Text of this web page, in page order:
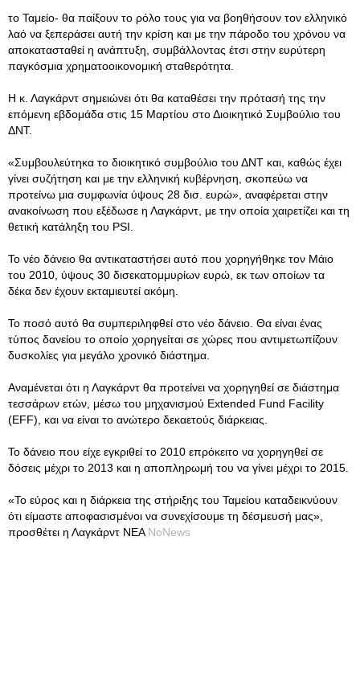
το Ταμείο- θα παίξουν το ρόλο τους για να βοηθήσουν τον ελληνικό
λαό να ξεπεράσει αυτή την κρίση και με την πάροδο του χρόνου να
αποκατασταθεί η ανάπτυξη, συμβάλλοντας έτσι στην ευρύτερη
παγκόσμια χρηματοοικονομική σταθερότητα.
Η κ. Λαγκάρντ σημειώνει ότι θα καταθέσει την πρότασή της την
επόμενη εβδομάδα στις 15 Μαρτίου στο Διοικητικό Συμβούλιο του
ΔΝΤ.
«Συμβουλεύτηκα το διοικητικό συμβούλιο του ΔΝΤ και, καθώς έχει
γίνει συζήτηση και με την ελληνική κυβέρνηση, σκοπεύω να
προτείνω μια συμφωνία ύψους 28 δισ. ευρώ», αναφέρεται στην
ανακοίνωση που εξέδωσε η Λαγκάρντ, με την οποία χαιρετίζει και τη
θετική κατάληξη του PSI.
Το νέο δάνειο θα αντικαταστήσει αυτό που χορηγήθηκε τον Μάιο
του 2010, ύψους 30 δισεκατομμυρίων ευρώ, εκ των οποίων τα
δέκα δεν έχουν εκταμιευτεί ακόμη.
Το ποσό αυτό θα συμπεριληφθεί στο νέο δάνειο. Θα είναι ένας
τύπος δανείου το οποίο χορηγείται σε χώρες που αντιμετωπίζουν
δυσκολίες για μεγάλο χρονικό διάστημα.
Αναμένεται ότι η Λαγκάρντ θα προτείνει να χορηγηθεί σε διάστημα
τεσσάρων ετών, μέσω του μηχανισμού Extended Fund Facility
(EFF), και να είναι το ανώτερο δεκαετούς διάρκειας.
Το δάνειο που είχε εγκριθεί το 2010 επρόκειτο να χορηγηθεί σε
δόσεις μέχρι το 2013 και η αποπληρωμή του να γίνει μέχρι το 2015.
«Το εύρος και η διάρκεια της στήριξης του Ταμείου καταδεικνύουν
ότι είμαστε αποφασισμένοι να συνεχίσουμε τη δέσμευσή μας»,
προσθέτει η Λαγκάρντ ΝΕΑ NoNews